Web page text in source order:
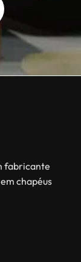
fabricante
chapéus